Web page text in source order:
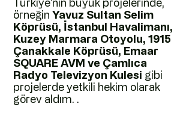
Türkiye'nin büyük projelerinde,
örneğin Yavuz Sultan Selim
Köprüsü, İstanbul Havalimanı,
Kuzey Marmara Otoyolu, 1915
Çanakkale Köprüsü, Emaar
SQUARE AVM ve Çamlıca
Radyo Televizyon Kulesi gibi
projelerde yetkili hekim olarak
görev aldım. .